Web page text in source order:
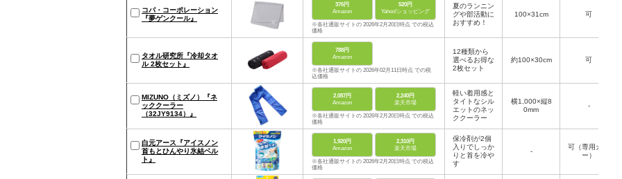
コパ・コーポレーション
『夢ゲンクール』
376円
Amazon
520円
Yahoo!ショッピング
※各社通販サイトの 2026年2月20日時点 での税込
価格
夏のランニン
グや部活動に
おすすめ！
100×31cm 可
タオル研究所『冷却タオ
ル 2枚セット』
788円
Amazon
※各社通販サイトの 2026年02月11日時点 での税
込価格
12種類から
選べるお得な
2枚セット
約100×30cm 可
MIZUNO（ミズノ）『ネ
ッククーラー
（32JY9134）』
2,087円
Amazon
2,240円
楽天市場
※各社通販サイトの 2026年2月20日時点 での税込
価格
軽い着用感と
タイトなシル
エットのネッ
ククーラー
横1,000×縦8
0mm
-
白元アース『アイスノン
首もとひんやり氷結ベル
ト』
1,920円
Amazon
2,310円
楽天市場
※各社通販サイトの 2026年2月20日時点 での税込
価格
保冷剤が2個
入りでしっか
りと首を冷や
す
-
可（専用カバ
ー）